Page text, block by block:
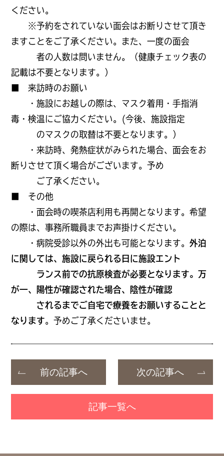
ください。
※予約をされていない面会はお断りさせて頂き
ますことをご了承ください。また、一度の面会
者の人数は問いません。（健康チェック表の
記載は不要となります。）
■ 来訪時のお願い
・施設にお越しの際は、マスク着用・手指消
毒・検温にご協力ください。(今後、施設指定
のマスクの取替は不要となります。）
・来訪時、発熱症状がみられた場合、面会をお
断りさせて頂く場合がございます。予め
ご了承ください。
■ その他
・面会時の喫茶店利用も再開となります。希望
の際は、事務所職員までお声掛けください。
・病院受診以外の外出も可能となります。外泊
に関しては、施設に戻られる日に施設エント
ランス前での抗原検査が必要となります。万
が一、陽性が確認された場合、陰性が確認
されるまでご自宅で療養をお願いすることと
なります。予めご了承くださいませ。
前の記事へ
記事一覧へ
次の記事へ